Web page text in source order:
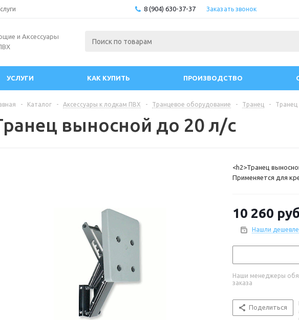
8 (904) 630-37-37 Заказать звонок
и Аксессуары
УСЛУГИ КАК КУПИТЬ ПРОИЗВОДСТВО
- Каталог - Аксессуары к лодкам ПВХ - Транцевое оборудование - Транец -
выносной до 20 л/с
<h2>Транец
Применяется для
мотора. Материал -
10 260
Нашли
Наши менеджеры
заказа
Поделиться